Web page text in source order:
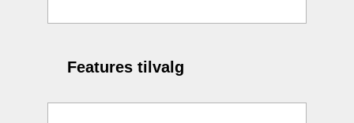
Features tilvalg